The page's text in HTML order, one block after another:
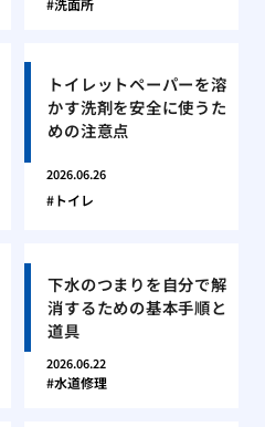
洗面所
トイレットペーパーを溶
かす洗剤を安全に使うた
めの注意点
2026.06.26
トイレ
下水のつまりを自分で解
消するための基本手順と
道具
2026.06.22
水道修理